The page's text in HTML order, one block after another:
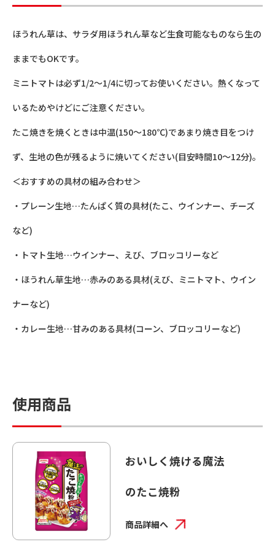
ほうれん草は、サラダ用ほうれん草など生食可能なものなら生の
ままでもOKです。
ミニトマトは必ず1/2～1/4に切ってお使いください。熱くなって
いるためやけどにご注意ください。
たこ焼きを焼くときは中温(150～180℃)であまり焼き目をつけ
ず、生地の色が残るように焼いてください(目安時間10～12分)。
＜おすすめの具材の組み合わせ＞
・プレーン生地…たんぱく質の具材(たこ、ウインナー、チーズ
など)
・トマト生地…ウインナー、えび、ブロッコリーなど
・ほうれん草生地…赤みのある具材(えび、ミニトマト、ウイン
ナーなど)
・カレー生地…甘みのある具材(コーン、ブロッコリーなど)
使用商品
おいしく焼ける魔法
のたこ焼粉
商品詳細へ